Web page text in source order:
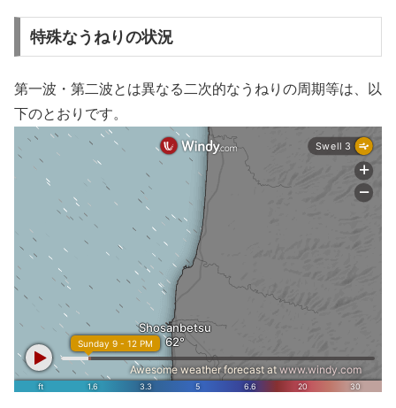
特殊なうねりの状況
第一波・第二波とは異なる二次的なうねりの周期等は、以
下のとおりです。